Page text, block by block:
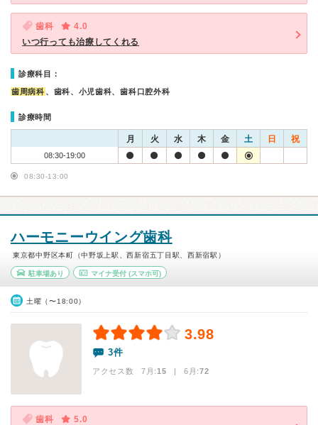
歯科
4.0
いつ行っても治療してくれる
診療科目：
歯周病科 、歯科、小児歯科、歯科口腔外科
診療時間
月 火 水 木 金 土 日 祝
08:30-19:00
08:30-13:00
ハーモニーウイング歯科
東京都中野区本町（中野坂上駅、西新宿五丁目駅、西新宿駅）
駐車場あり マイナ受付(スマホ可)
土曜（〜18:00）
3.98
3件
アクセス数 7月:15 | 6月:72
歯科
5.0